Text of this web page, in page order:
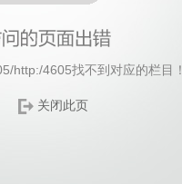
http:/4605找不到对应的栏目！
关闭此页